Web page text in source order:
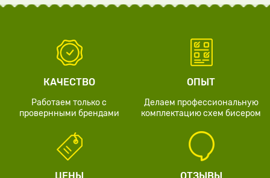
КАЧЕСТВО
Работаем только с
провернными брендами
ОПЫТ
Делаем профессиональную
комплектацию схем бисером